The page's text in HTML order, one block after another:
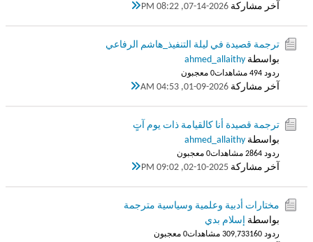
آخر مشاركة 07-14-2026, 08:22 PM
ترجمة قصيدة في ليلة التنفيذ_هاشم الرفاعي
بواسطة ahmed_allaithy
ردود 4 49 مشاهدات 0 معجبون
آخر مشاركة 01-09-2026, 04:53 AM
ترجمة قصيدة أنا كالقيامة ذات يوم آتٍ
بواسطة ahmed_allaithy
ردود 4 286 مشاهدات 0 معجبون
آخر مشاركة 02-10-2025, 09:02 PM
مختارات أدبية وعلمية وسياسية مترجمة
بواسطة إسلام بدي
ردود 160 309,733 مشاهدات 0 معجبون